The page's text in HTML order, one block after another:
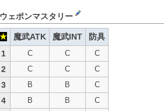
ウェポンマスタリー
★ 魔武ATK 魔武INT
防具
1
C C C
2 C C C
3 B B C
4 B B C